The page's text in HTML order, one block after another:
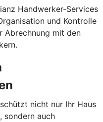
Hand­werker-Services
und Kontrolle
Abrechnung mit den
nicht nur Ihr Haus
sondern auch